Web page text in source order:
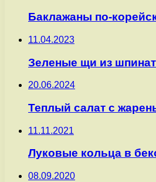
Баклажаны по-
11.04.2023
Зеленые щи из
20.06.2024
Теплый салат с
11.11.2021
Луковые кольца в
08.09.2020